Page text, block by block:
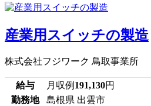
産業用スイッチの製造
株式会社フジワーク 鳥取事業所
給与 月収例 191,130円
勤務地
島根県 出雲市